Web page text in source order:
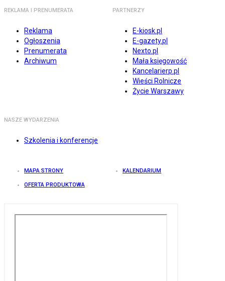
REKLAMA I PRENUMERATA
Reklama
Ogłoszenia
Prenumerata
Archiwum
PARTNERZY
E-kiosk.pl
E-gazety.pl
Nexto.pl
Mała księgowość
Kancelarierp.pl
Wieści Rolnicze
Życie Warszawy
NASZE WYDARZENIA
Szkolenia i konferencje
MAPA STRONY KALENDARIUM
OFERTA PRODUKTOWA